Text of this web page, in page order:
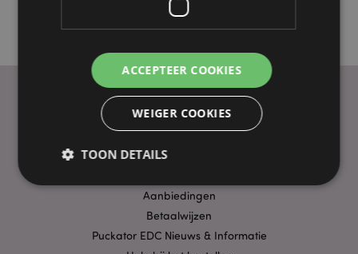
PRAKTISCHE LINKS
Bezorging/Verzending
Aanbiedingen
Betaalwijzen
Puckator EDC Nieuws & Informatie
ACCEPTEER COOKIES
WEIGER COOKIES
TOON DETAILS
Strikt noodzakelijke Prestatie
Functionaliteits